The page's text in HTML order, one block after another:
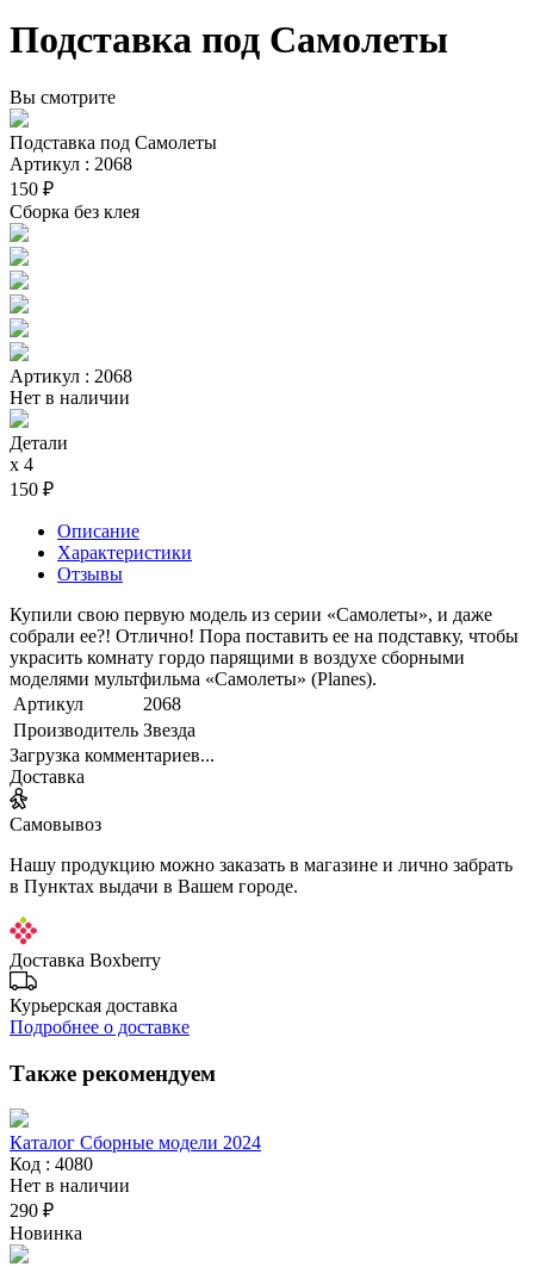
Подставка под Самолеты
Вы смотрите
Подставка под Самолеты
Артикул : 2068
150 ₽
Сборка без клея
Артикул : 2068
Нет в наличии
Детали
х 4
150 ₽
Описание
Характеристики
Отзывы
Купили свою первую модель из серии «Самолеты», и даже
собрали ее?! Отлично! Пора поставить ее на подставку, чтобы
украсить комнату гордо парящими в воздухе сборными
моделями мультфильма «Самолеты» (Planes).
Артикул
2068
Производитель Звезда
Загрузка комментариев...
Доставка
Самовывоз
Нашу продукцию можно заказать в магазине и лично забрать
в Пунктах выдачи в Вашем городе.
Доставка Boxberry
Курьерская доставка
Подробнее о доставке
Также рекомендуем
Каталог Сборные модели 2024
Код : 4080
Нет в наличии
290 ₽
Новинка